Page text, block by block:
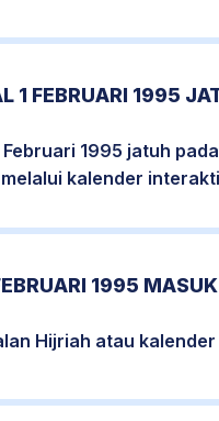
1 FEBRUARI 1995
Februari 1995 jatuh
kalender
1995
Hijriah atau